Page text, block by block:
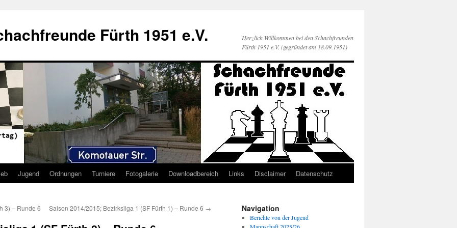
Fürth 1951 e.V.
Herzlich Willkommen bei den Schachfreunden
Fürth 1951 e.V. (gegründet am 18.09.1951)
Jugend Ordnungen Turniere Fotogalerie Downloadbereich Links Disclaimer Datenschutz
3) – Runde 6 Saison 2014/2015; Bezirksliga 1 (SF Fürth 1) – Runde 6 → Navigation
Berichte von der Jugend